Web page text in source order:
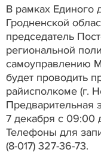
В рамках Единого
Гродненской
председатель
региональной
самоуправлению
будет проводить
райисполкоме (г.
Предварительная
7 декабря с 09:00
Телефоны для
(8-017) 327-36-73.